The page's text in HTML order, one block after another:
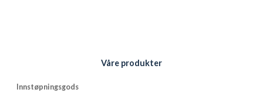
Våre produkter
Innstøpningsgods